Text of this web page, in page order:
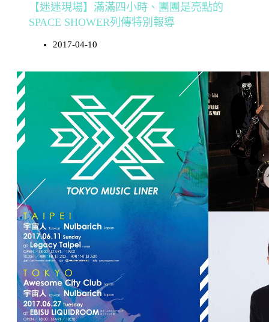
【迷迷現場】滿滿四小時、團團是亮點的
SPACE SHOWER列傳特別報導
2017-04-10